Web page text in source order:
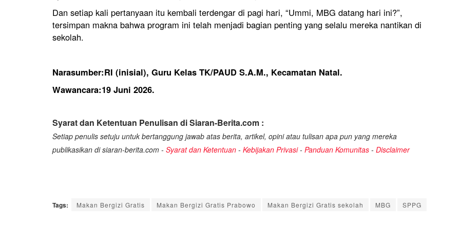
Dan setiap kali pertanyaan itu kembali terdengar di pagi hari, “Ummi, MBG datang hari ini?”,
tersimpan makna bahwa program ini telah menjadi bagian penting yang selalu mereka nantikan di
sekolah.
Narasumber:RI (inisial), Guru Kelas TK/PAUD S.A.M., Kecamatan Natal.
Wawancara:19 Juni 2026.
Syarat dan Ketentuan Penulisan di Siaran-Berita.com :
Setiap penulis setuju untuk bertanggung jawab atas berita, artikel, opini atau tulisan apa pun yang mereka
publikasikan di siaran-berita.com - Syarat dan Ketentuan - Kebijakan Privasi- Panduan Komunitas - Disclaimer
Tags: Makan Bergizi Gratis Makan Bergizi Gratis Prabowo Makan Bergizi Gratis sekolah MBG SPPG